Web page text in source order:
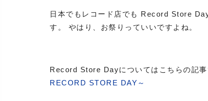
日本でもレコード店でも Record Store
す。 やはり、お祭りっていいですよね。
Record Store Dayについてはこちらの記事
RECORD STORE DAY～